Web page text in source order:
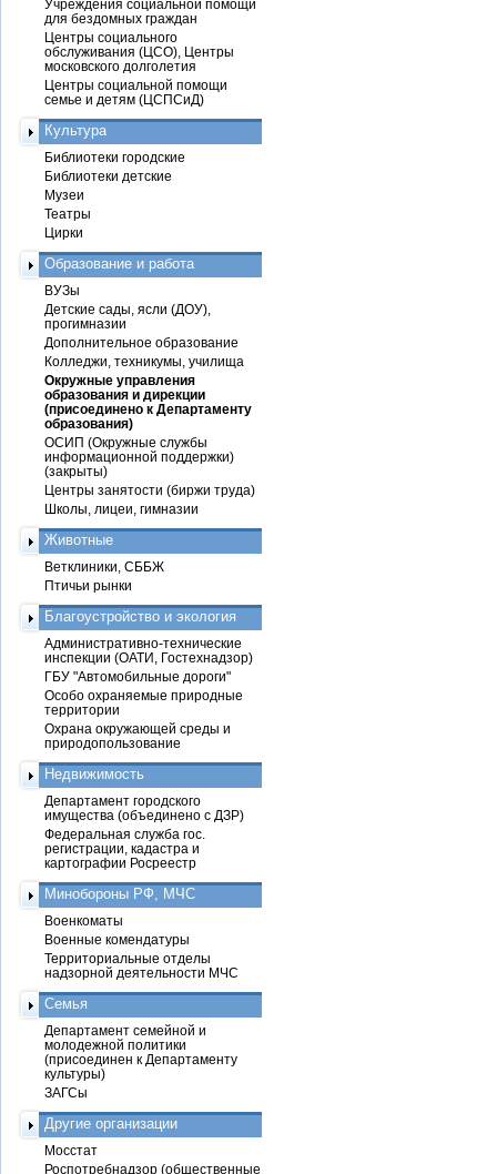
Учреждения социальной помощи
для бездомных граждан
Центры социального
обслуживания (ЦСО), Центры
московского долголетия
Центры социальной помощи
семье и детям (ЦСПСиД)
Культура
Библиотеки городские
Библиотеки детские
Музеи
Театры
Цирки
Образование и работа
ВУЗы
Детские сады, ясли (ДОУ),
прогимназии
Дополнительное образование
Колледжи, техникумы, училища
Окружные управления
образования и дирекции
(присоединено к Департаменту
образования)
ОСИП (Окружные службы
информационной поддержки)
(закрыты)
Центры занятости (биржи труда)
Школы, лицеи, гимназии
Животные
Ветклиники, СББЖ
Птичьи рынки
Благоустройство и экология
Административно-технические
инспекции (ОАТИ, Гостехнадзор)
ГБУ "Автомобильные дороги"
Особо охраняемые природные
территории
Охрана окружающей среды и
природопользование
Недвижимость
Департамент городского
имущества (объединено с ДЗР)
Федеральная служба гос.
регистрации, кадастра и
картографии Росреестр
Минобороны РФ, МЧС
Военкоматы
Военные комендатуры
Территориальные отделы
надзорной деятельности МЧС
Семья
Департамент семейной и
молодежной политики
(присоединен к Департаменту
культуры)
ЗАГСы
Другие организации
Мосстат
Роспотребнадзор (общественные